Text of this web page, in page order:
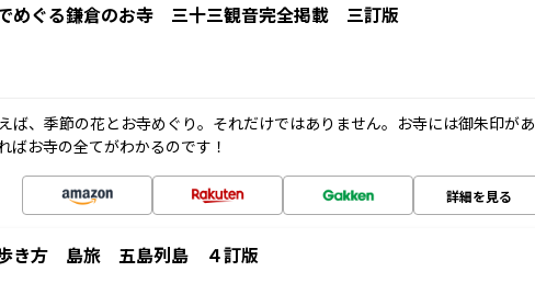
めぐる鎌倉のお寺 三十三観音完全掲載 三訂版
ば、季節の花とお寺めぐり。それだけではありません。お寺には御朱印があ
ばお寺の全てがわかるのです！
詳細を見る
き方 島旅 五島列島 ４訂版